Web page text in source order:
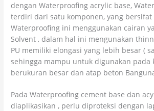
dengan Waterproofing acrylic base,
terdiri dari satu komponen, yang
Waterproofing ini menggunakan cairan
Solvent , dalam hal ini mengunakan
PU memiliki elongasi yang lebih besar (
sehingga mampu untuk digunakan pada
berukuran besar dan atap beton
Pada Waterproofing cement base dan
diaplikasikan , perlu diproteksi dengan